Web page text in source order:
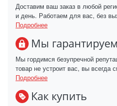
Доставим ваш заказ в любой
и день. Работаем для вас, без
Подробнее
Мы гарантируем
Мы гордимся безупречной
товар не устроит вас, вы всегда
Подробнее
Как купить